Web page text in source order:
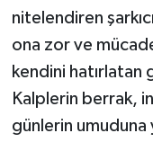
nitelendiren
ona zor ve
kendini hatırlatan
Kalplerin berrak,
günlerin umuduna